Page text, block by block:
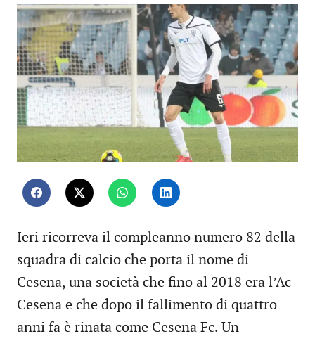
Ieri ricorreva il compleanno numero 82 della
squadra di calcio che porta il nome di
Cesena, una società che fino al 2018 era l’Ac
Cesena e che dopo il fallimento di quattro
anni fa è rinata come Cesena Fc. Un